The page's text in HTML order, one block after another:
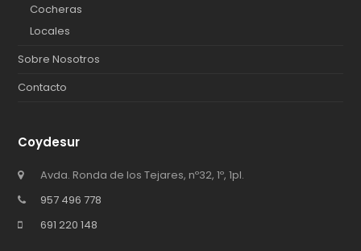
Cocheras
Locales
Sobre Nosotros
Contacto
Coydesur
Avda. Ronda de los Tejares, nº32, 1º, 1pl.
957 496 778
691 220 148